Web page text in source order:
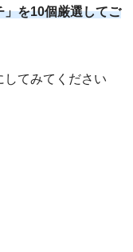
」を10個厳選してご
してみてください